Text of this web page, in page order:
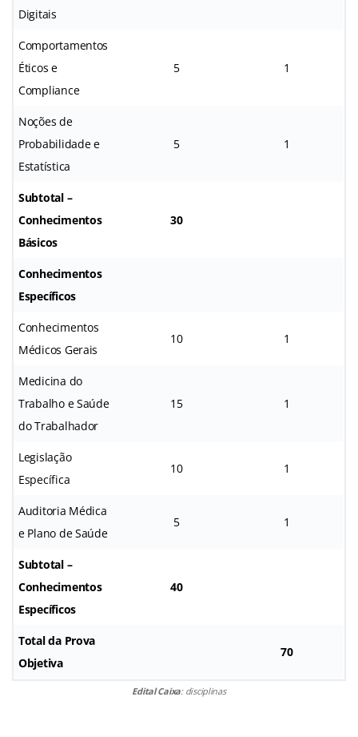
Digitais
Comportamentos
Éticos e
Compliance
5 1
Noções de
Probabilidade e
Estatística
5 1
Subtotal –
Conhecimentos
Básicos
30
Conhecimentos
Específicos
Conhecimentos
Médicos Gerais
10 1
Medicina do
Trabalho e Saúde
do Trabalhador
15 1
Legislação
Específica
10 1
Auditoria Médica
e Plano de Saúde
5 1
Subtotal –
Conhecimentos
Específicos
40
Total da Prova
Objetiva
70
Edital Caixa: disciplinas